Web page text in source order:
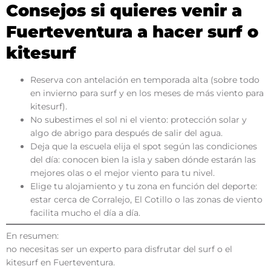
Consejos si quieres venir a
Fuerteventura a hacer surf o
kitesurf
Reserva con antelación en temporada alta (sobre todo
en invierno para surf y en los meses de más viento para
kitesurf).
No subestimes el sol ni el viento: protección solar y
algo de abrigo para después de salir del agua.
Deja que la escuela elija el spot según las condiciones
del día: conocen bien la isla y saben dónde estarán las
mejores olas o el mejor viento para tu nivel.
Elige tu alojamiento y tu zona en función del deporte:
estar cerca de Corralejo, El Cotillo o las zonas de viento
facilita mucho el día a día.
En resumen:
no necesitas ser un experto para disfrutar del surf o el
kitesurf en Fuerteventura.